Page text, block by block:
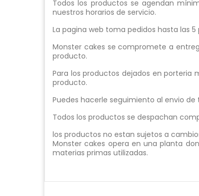
Todos los productos se agendan
nuestros horarios de servicio.
La pagina web toma pedidos hasta las
Monster cakes se compromete a
producto.
Para los productos dejados en
producto.
Puedes hacerle seguimiento al envio
Todos los productos se despachan
los productos no estan sujetos a
Monster cakes opera en una planta
materias primas utilizadas.